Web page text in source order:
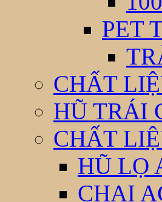
PET
CHẤT
HŨ TRÁI
CHẤT
HŨ LỌ
CHAI